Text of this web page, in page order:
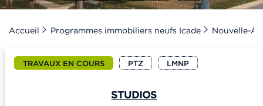
Accueil Programmes immobiliers neufs Icade Nouvelle-
TRAVAUX EN COURS PTZ LMNP
STUDIOS